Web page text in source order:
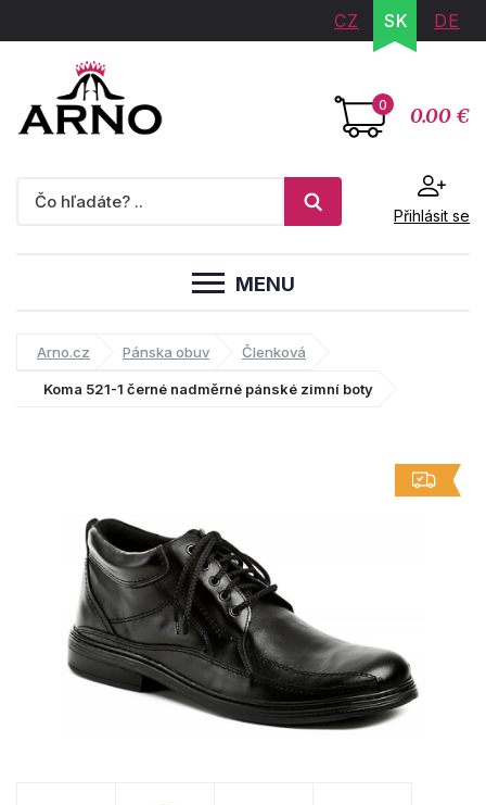
CZ SK DE
0 0.00 €
Přihlásit se
MENU
Arno.cz Pánska obuv Členková
Koma 521-1 černé nadměrné pánské zimní boty